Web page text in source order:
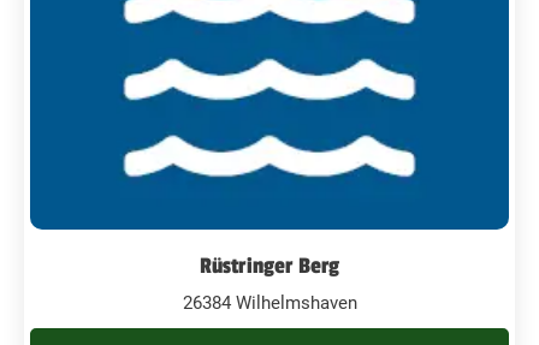
Rüstringer Berg
26384 Wilhelmshaven